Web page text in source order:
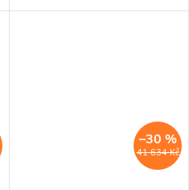
41 634 Kč
–30 %